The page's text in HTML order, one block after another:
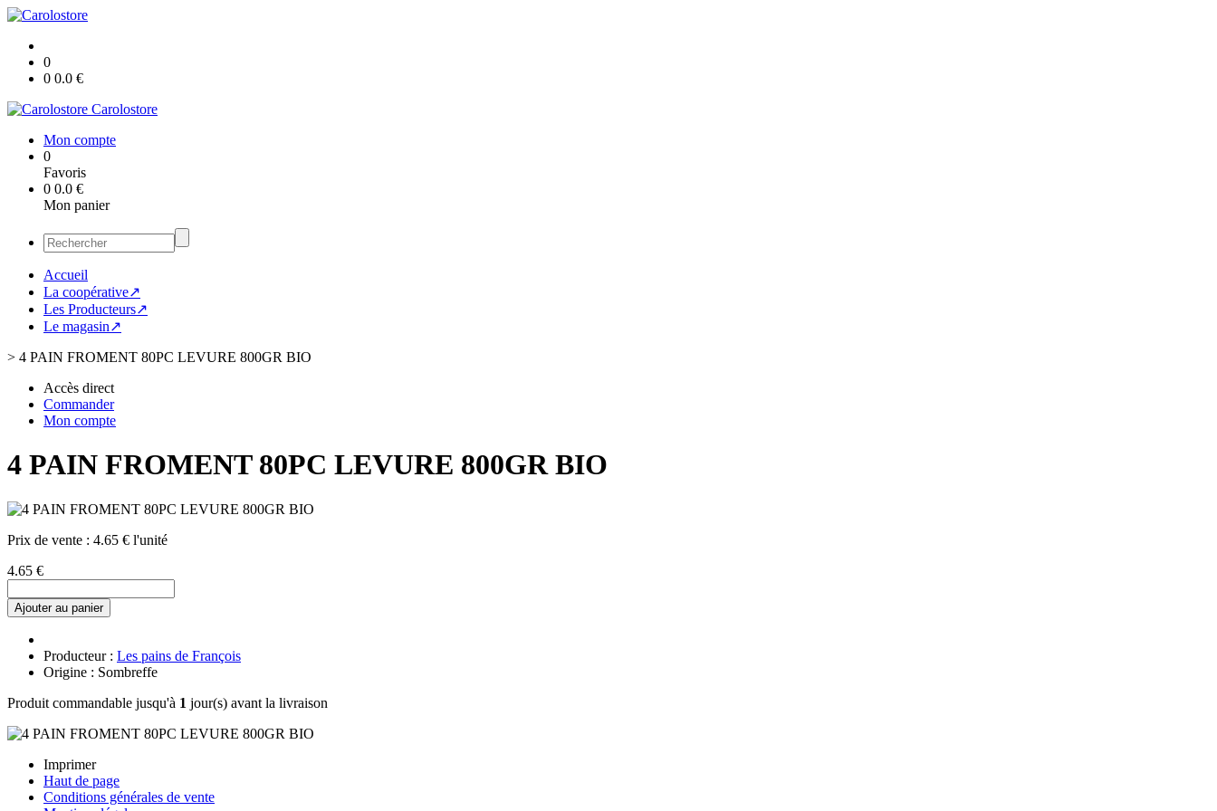
0
0 0.0 €
Carolostore
Mon compte
0
Favoris
0 0.0 €
Mon panier
Accueil
La coopérative↗
Les Producteurs↗
Le magasin↗
> 4 PAIN FROMENT 80PC LEVURE 800GR BIO
Accès direct
Commander
Mon compte
4 PAIN FROMENT 80PC LEVURE 800GR BIO
Prix de vente : 4.65 € l'unité
4.65 €
Ajouter au panier
Producteur : Les pains de François
Origine : Sombreffe
Produit commandable jusqu'à 1 jour(s) avant la livraison
Imprimer
Haut de page
Conditions générales de vente